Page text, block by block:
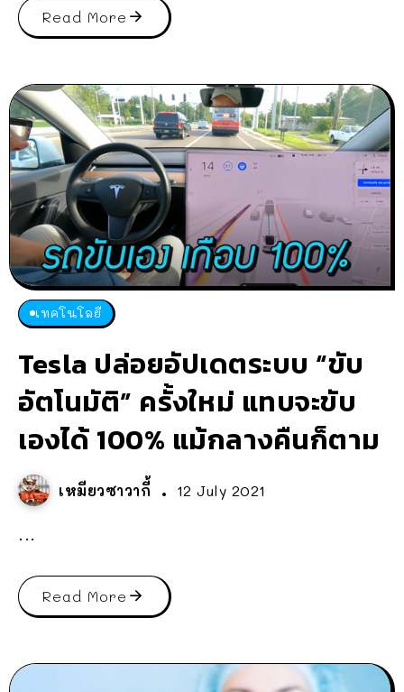
Read More
เทคโนโลยี
Tesla ปล่อยอัปเดตระบบ “ขับ
อัตโนมัติ” ครั้งใหม่ แทบจะขับ
เองได้ 100% แม้กลางคืนก็ตาม
เหมียวซาวากี้ 12 July 2021
...
Read More